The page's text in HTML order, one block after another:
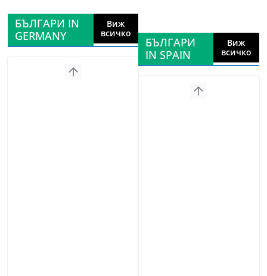
БЪЛГАРИ IN
GERMANY
Виж
всичко
БЪЛГАРИ
IN SPAIN
Виж
всичко